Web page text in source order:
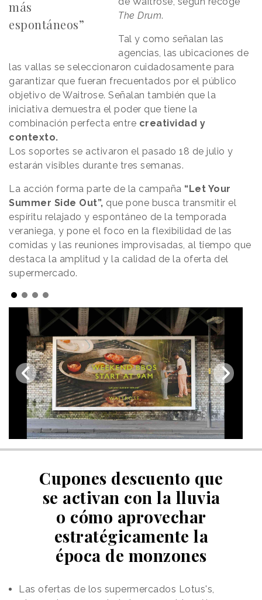
más
espontáneos”
The Drum.
Tal y como señalan las
agencias, las ubicaciones de
las vallas se seleccionaron cuidadosamente para
garantizar que fueran frecuentados por el público
objetivo de Waitrose. Señalan también que la
iniciativa demuestra el poder que tiene la
combinación perfecta entre creatividad y
contexto.
Los soportes se activaron el pasado 18 de julio y
estarán visibles durante tres semanas.
La acción forma parte de la campaña “Let Your
Summer Side Out”, que pone busca transmitir el
espíritu relajado y espontáneo de la temporada
veraniega, y pone el foco en la flexibilidad de las
comidas y las reuniones improvisadas, al tiempo que
destaca la amplitud y la calidad de la oferta del
supermercado.
Cupones descuento que
se activan con la lluvia
o cómo aprovechar
estratégicamente la
época de monzones
Las ofertas de los supermercados Lotus's,